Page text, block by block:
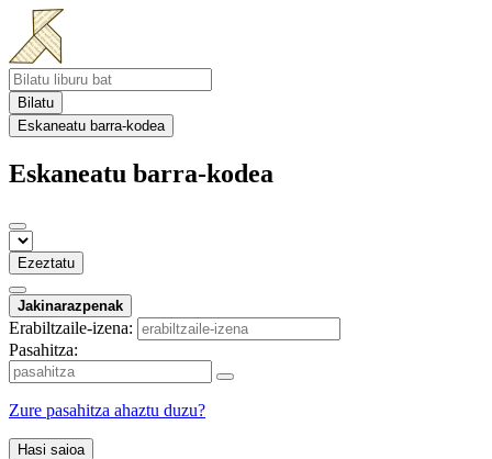
Bilatu
Eskaneatu barra-kodea
Eskaneatu barra-kodea
Ezeztatu
Jakinarazpenak
Erabiltzaile-izena:
Pasahitza:
Zure pasahitza ahaztu duzu?
Hasi saioa